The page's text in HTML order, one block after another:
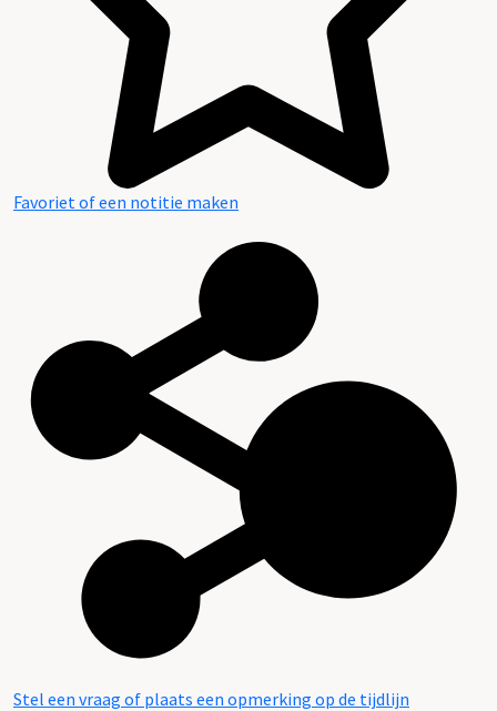
Favoriet of een notitie maken
Stel een vraag of plaats een opmerking op de tijdlijn